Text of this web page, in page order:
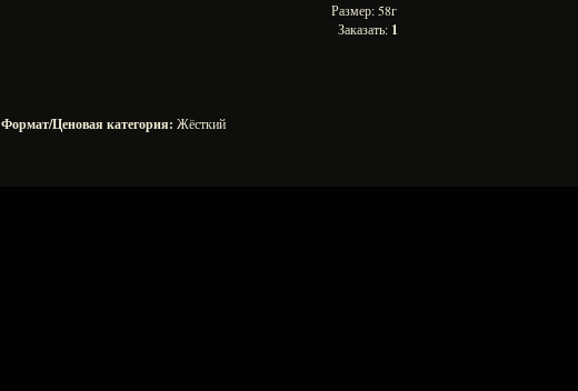
Размер: 58г
Заказать: 1
Формат/Ценовая категория: Жёсткий